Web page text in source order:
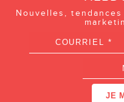
Nouvelles,